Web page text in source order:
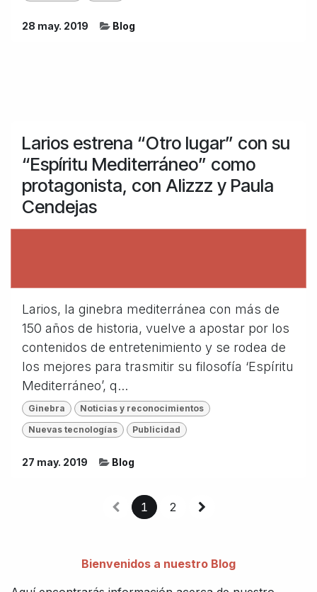
28 may. 2019 Blog
Larios estrena “Otro lugar” con su
“Espíritu Mediterráneo” como
protagonista, con Alizzz y Paula
Cendejas
Larios, la ginebra mediterránea con más de
150 años de historia, vuelve a apostar por los
contenidos de entretenimiento y se rodea de
los mejores para trasmitir su filosofía ‘Espíritu
Mediterráneo’, q...
Ginebra Noticias y reconocimientos
Nuevas tecnologías Publicidad
27 may. 2019 Blog
1 2
Bienvenidos a nuestro Blog